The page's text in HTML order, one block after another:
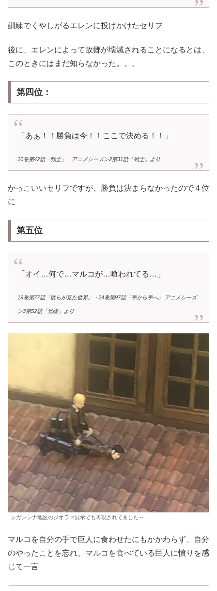
訓練でくやしがるエレンに投げかけたセリフ
後に、エレンによって故郷が壊滅されることになるとは、
このときにはまだ知らなかった。。。
第四位：
「あぁ！！勝負は今！！ここで決める！！」
10巻第42話「戦士」 アニメシーズン2第31話「戦士」より
かっこいいセリフですが、勝負は決まらなかったので４位
に
第五位
「オイ…何で…マルコが…喰われてる…」
19巻第77話「彼らが見た世界」・24巻第97話「手から手へ」 アニメシーズ
ン3第52話「光臨」より
シガンシナ地区のジオラマ展示でも再現されてました～
マルコを自分の手で巨人に食わせたにもかかわらず、自分
のやったことを忘れ、マルコを食べている巨人に憤りを感
じて一言